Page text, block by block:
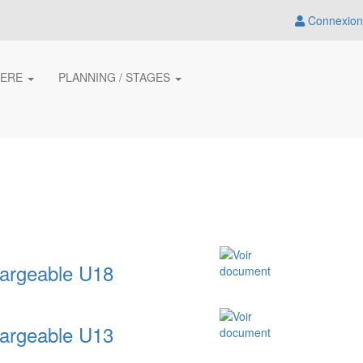
Connexion
PLANNING / STAGES
U18
U13